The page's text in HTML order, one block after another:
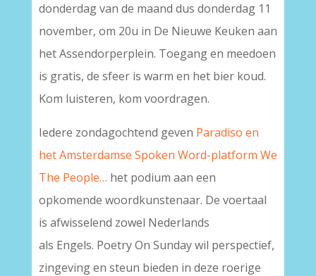
donderdag van de maand dus donderdag 11
november, om 20u in De Nieuwe Keuken aan
het Assendorperplein. Toegang en meedoen
is gratis, de sfeer is warm en het bier koud.
Kom luisteren, kom voordragen.
Iedere zondagochtend geven Paradiso en
het Amsterdamse Spoken Word-platform We
The People… het podium aan een
opkomende woordkunstenaar. De voertaal
is afwisselend zowel Nederlands
als Engels. Poetry On Sunday wil perspectief,
zingeving en steun bieden in deze roerige